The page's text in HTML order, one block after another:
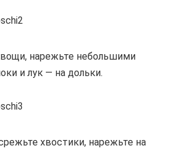
нарежьте небольшими
и лук — на дольки.
хвостики, нарежьте на